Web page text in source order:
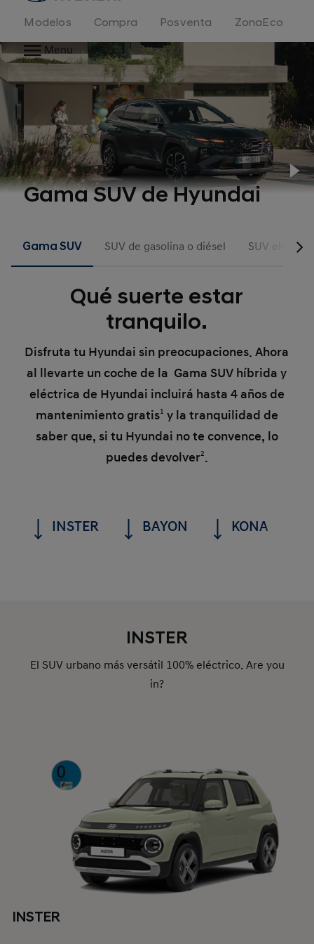
Modelos Compra Posventa
ZonaEco
Menu
Gama SUV de Hyundai
Gama SUV SUV de gasolina o diésel SUV
Qué suerte estar
tranquilo.
Disfruta tu Hyundai sin preocupaciones. Ahora
al llevarte un coche de la Gama SUV híbrida y
eléctrica de Hyundai incluirá hasta 4 años de
mantenimiento gratis1 y la tranquilidad de
saber que, si tu Hyundai no te convence, lo
puedes devolver2.
INSTER BAYON KONA
INSTER
El SUV urbano más versátil 100% eléctrico. Are you
in?
INSTER